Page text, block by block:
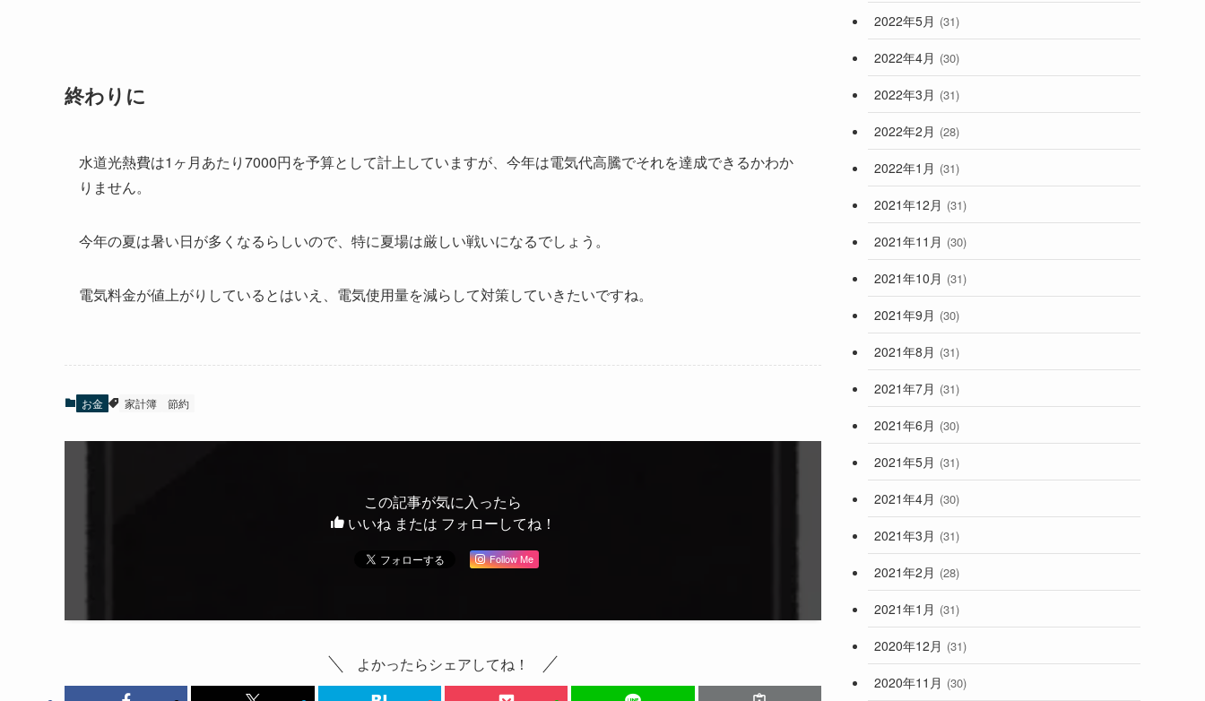
終わりに
水道光熱費は1ヶ月あたり7000円を予算として計上していますが、今年は電気代高騰でそれを達成できるかわか
りません。
今年の夏は暑い日が多くなるらしいので、特に夏場は厳しい戦いになるでしょう。
電気料金が値上がりしているとはいえ、電気使用量を減らして対策していきたいですね。
お金 家計簿 節約
この記事が気に入ったら
いいね または フォローしてね！
Follow Me
よかったらシェアしてね！
2022年5月 (31)
2022年4月 (30)
2022年3月 (31)
2022年2月 (28)
2022年1月 (31)
2021年12月 (31)
2021年11月 (30)
2021年10月 (31)
2021年9月 (30)
2021年8月 (31)
2021年7月 (31)
2021年6月 (30)
2021年5月 (31)
2021年4月 (30)
2021年3月 (31)
2021年2月 (28)
2021年1月 (31)
2020年12月 (31)
2020年11月 (30)